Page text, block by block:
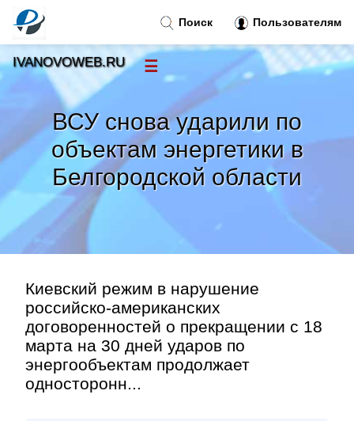
ВСУ снова ударили по
объектам энергетики в
Белгородской области
Киевский режим в нарушение
российско-американских
договоренностей о прекращении с 18
марта на 30 дней ударов по
энергообъектам продолжает
односторонн...
Поиск Пользователям
IVANOVOWEB.RU ☰
Новости
Тренды новостей »
Рубрики»
Правила »